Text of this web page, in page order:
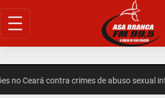
Pular
para
Ceará contra crimes de abuso sexual